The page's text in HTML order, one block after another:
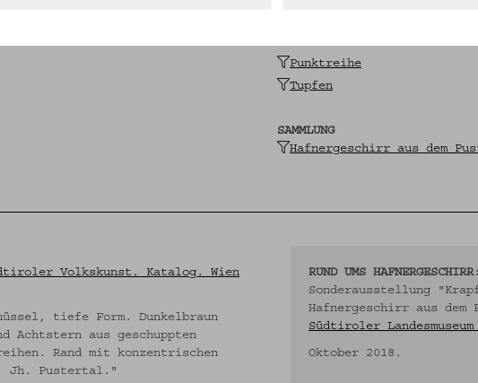
Punktreihe
Tupfen
SAMMLUNG
Hafnergeschirr aus dem
Volkskunst. Katalog. Wien
tiefe Form. Dunkelbraun
Achtstern aus geschuppten
Rand mit konzentrischen
Jh. Pustertal."
RUND UMS
Sonderausstellung
Hafnergeschirr aus dem
Südtiroler
Oktober 2018.